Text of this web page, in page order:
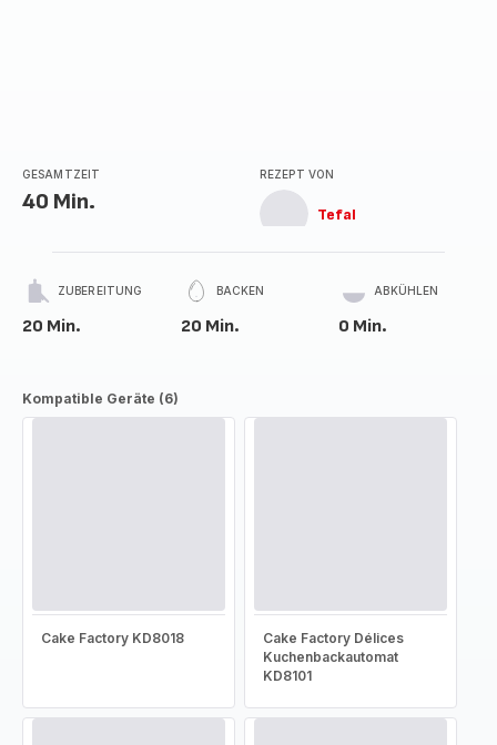
GESAMTZEIT
40 Min.
REZEPT VON
Tefal
ZUBEREITUNG
20 Min.
BACKEN
20 Min.
ABKÜHLEN
0 Min.
Kompatible Geräte (6)
Cake Factory KD8018
Cake Factory Délices
Kuchenbackautomat
KD8101